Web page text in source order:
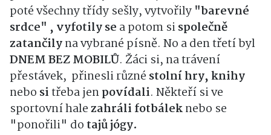
poté všechny třídy sešly, vytvořily "barevné
srdce" , vyfotily se a potom sispolečně
zatančilyna vybrané písně. No a den třetí byl
DNEM BEZ MOBILŮ. Žáci si, na trávení
přestávek, přinesli různé stolní hry, knihy
nebo sitřeba jenpovídali. Někteří si ve
sportovní halezahráli fotbáleknebo se
"ponořili" dotajů jógy.